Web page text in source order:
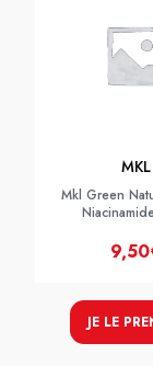
MKL
Mkl Green
JE LE